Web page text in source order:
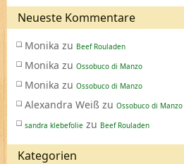
Neueste Kommentare
Monika zu Beef Rouladen
Monika zu Ossobuco di Manzo
Monika zu Ossobuco di Manzo
Alexandra Weiß zu Ossobuco di Manzo
sandra klebefolie zu Beef Rouladen
Kategorien